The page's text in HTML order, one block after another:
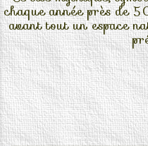
chaque année près de
avant tout un espace